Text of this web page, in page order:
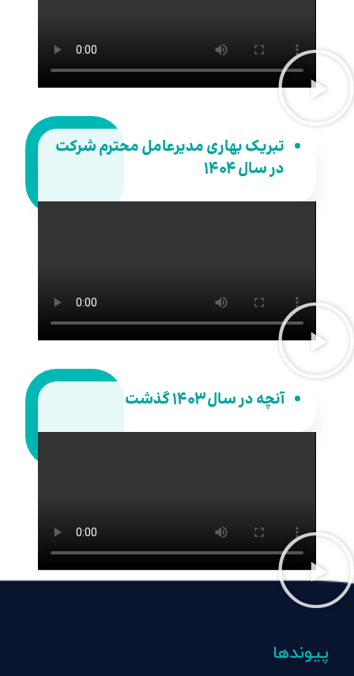
تبریک بهاری مدیرعامل محترم شرکت
در سال ۱۴۰۴
آنچه در سال ۱۴۰۳ گذشت
پیوندها